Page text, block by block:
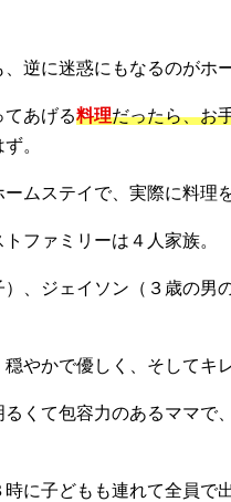
逆に迷惑にもなるのがホ
あげる料理だったら、お
ず。
ムステイで、実際に料理
ファミリーは４人家族。
、ジェイソン（３歳の男
やかで優しく、そしてキ
くて包容力のあるママで
に子どもも連れて全員で出